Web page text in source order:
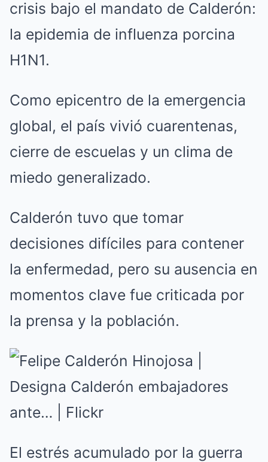
crisis bajo el mandato de Calderón:
la epidemia de influenza porcina
H1N1.
Como epicentro de la emergencia
global, el país vivió cuarentenas,
cierre de escuelas y un clima de
miedo generalizado.
Calderón tuvo que tomar
decisiones difíciles para contener
la enfermedad, pero su ausencia en
momentos clave fue criticada por
la prensa y la población.
El estrés acumulado por la guerra